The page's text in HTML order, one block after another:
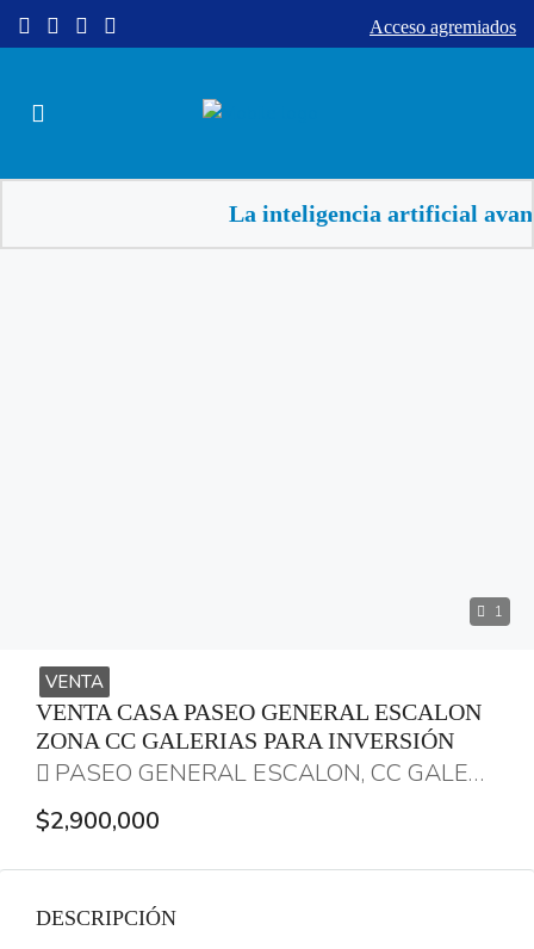
Acceso agremiados
La inteligencia artificial
1
VENTA
VENTA CASA PASEO GENERAL ESCALON
ZONA CC GALERIAS PARA INVERSIÓN
PASEO GENERAL ESCALON, CC GALERIAS
$2,900,000
DESCRIPCIÓN